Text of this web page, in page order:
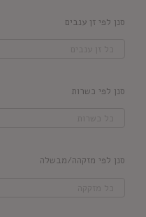
סנן לפי זן ענבים
סנן לפי כשרות
סנן לפי מזקהה/מבשלה